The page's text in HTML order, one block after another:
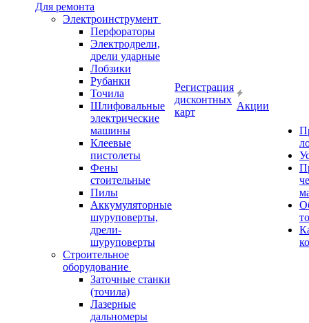
Для ремонта
Электроинструмент
Перфораторы
Электродрели,
дрели ударные
Лобзики
Рубанки
Точила
Шлифовальные
электрические
машины
Клеевые
пистолеты
Фены
стоительные
Пилы
Аккумуляторные
шуруповерты,
дрели-
шуруповерты
Строительное
оборудование
Заточные станки
(точила)
Лазерные
дальномеры
Регистрация
дисконтных
карт
Акции